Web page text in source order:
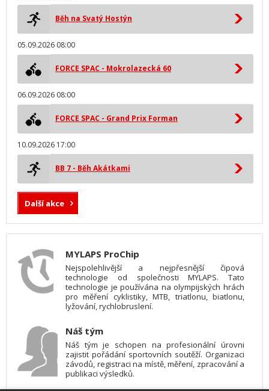
Běh na Svatý Hostýn
05.09.2026 08:00
FORCE SPAC - Mokrolazecká 60
06.09.2026 08:00
FORCE SPAC - Grand Prix Forman
10.09.2026 17:00
BB 7 - Běh Akátkami
Další akce
MYLAPS ProChip
Nejspolehlivější a nejpřesnější čipová
technologie od společnosti MYLAPS. Tato
technologie je používána na olympijských hrách
pro měření cyklistiky, MTB, triatlonu, biatlonu,
lyžování, rychlobruslení.
Náš tým
Náš tým je schopen na profesionální úrovni
zajistit pořádání sportovních soutěží. Organizaci
závodů, registraci na místě, měření, zpracování a
publikaci výsledků.